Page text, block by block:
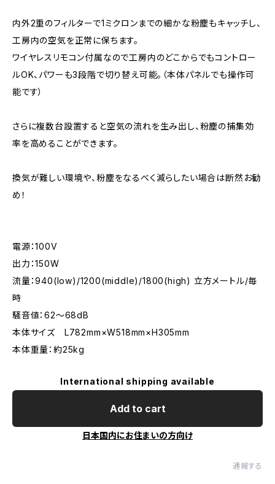
内外2重のフィルターで1ミクロンまでの細かな粉塵もキャッチし、
工房内の空気を正常に保ちます。
ワイヤレスリモコン付属なので工房内のどこからでもコントロー
ルOK、パワーも3段階で切り替え可能。（本体パネルでも操作可
能です）
さらに複数台設置すると空気の流れを生み出し、粉塵の捕集効
率を高めることができます。
換気が難しい環境や、粉塵をなるべく減らしたい場合は断然お勧
め！
電源：100V
出力：150W
流量：940(low)/1200(middle)/1800(high) 立方メートル/毎
時
騒音値：62～68dB
本体サイズ L782mm×W518mm×H305mm
本体重量：約25kg
International shipping available
Add to cart
日本国内にお住まいの方向け
通報する